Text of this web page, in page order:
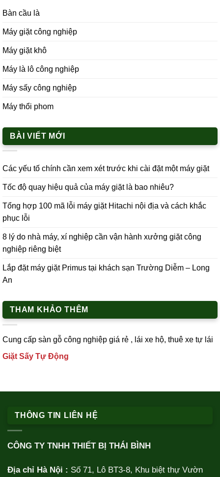
Bàn cầu là
Máy giặt công nghiệp
Máy giặt khô
Máy là lô công nghiệp
Máy sấy công nghiệp
Máy thổi phom
BÀI VIẾT MỚI
Các yếu tố chính cần xem xét trước khi cài đặt một máy giặt
Tốc độ quay hiệu quả của máy giặt là bao nhiêu?
Tổng hợp 100 mã lỗi máy giặt Hitachi nội địa và cách khắc
phục lỗi
8 lý do nhà máy, xí nghiệp cần vận hành xưởng giặt công
nghiệp riêng biệt
Lắp đặt máy giặt Primus tại khách sạn Trường Diễm – Long
An
THAM KHẢO THÊM
Cung cấp sàn gỗ công nghiệp giá rẻ , lái xe hộ, thuê xe tự lái
Giặt Sấy Tự Động
THÔNG TIN LIÊN HỆ
CÔNG TY TNHH THIẾT BỊ THÁI BÌNH
Địa chỉ Hà Nội : Số 71, Lô BT3-8, Khu biệt thự Vườn